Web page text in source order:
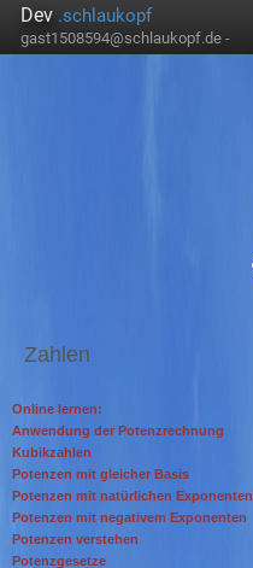
Dev .schlaukopf
gast1508594@schlaukopf.de -
Zahlen
Online lernen:
Anwendung der Potenzrechnung
Kubikzahlen
Potenzen mit gleicher Basis
Potenzen mit natürlichen Exponenten
Potenzen mit negativem Exponenten
Potenzen verstehen
Potenzgesetze